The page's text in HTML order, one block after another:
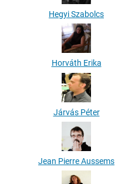
Hegyi Szabolcs
Horváth Erika
Járvás Péter
Jean Pierre Aussems